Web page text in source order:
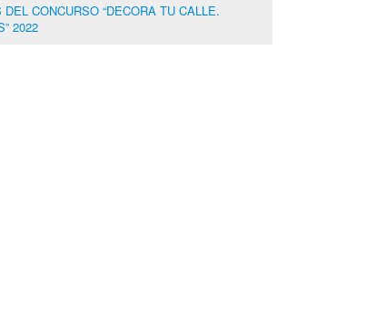
CONCURSO “DECORA TU CALLE.
2022